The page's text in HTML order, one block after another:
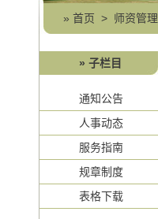
» 首页 > 师资管理
» 子栏目
通知公告
人事动态
服务指南
规章制度
表格下载